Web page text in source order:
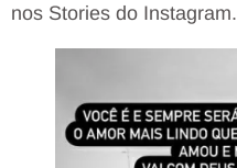
nos Stories do Instagram.